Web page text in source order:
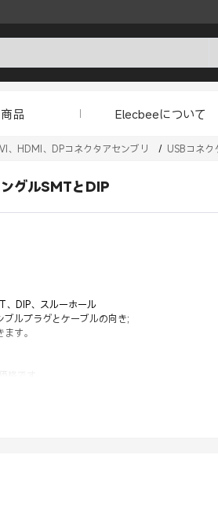
品 Elecbeeについて
、HDMI、DPコネクタアセンブリ / USBコネク
グルSMTとDIP
DIP、スルーホール
ルプラグとケーブルの向き;
す。
格です。